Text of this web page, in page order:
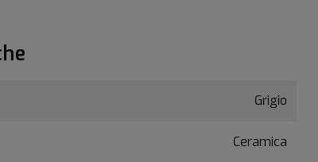
Grigio
Ceramica